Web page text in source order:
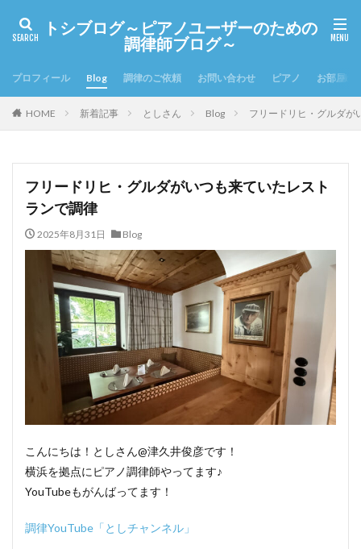
トシブログ～ピアノユーザーのための
調律師ブログ～
プロフィール Blog 調律のご依頼 お問い合わせ ピアノ お部屋の
HOME 新着記事 としさん Blog フリードリヒ・グルダが
フリードリヒ・グルダがいつも来ていたレスト
ランで調律
2025年8月31日 Blog
こんにちは！としさん@津久井俊彦です！
横浜を拠点にピアノ調律師やってます♪
YouTubeもがんばってます！
調律YouTube「としチャンネル」